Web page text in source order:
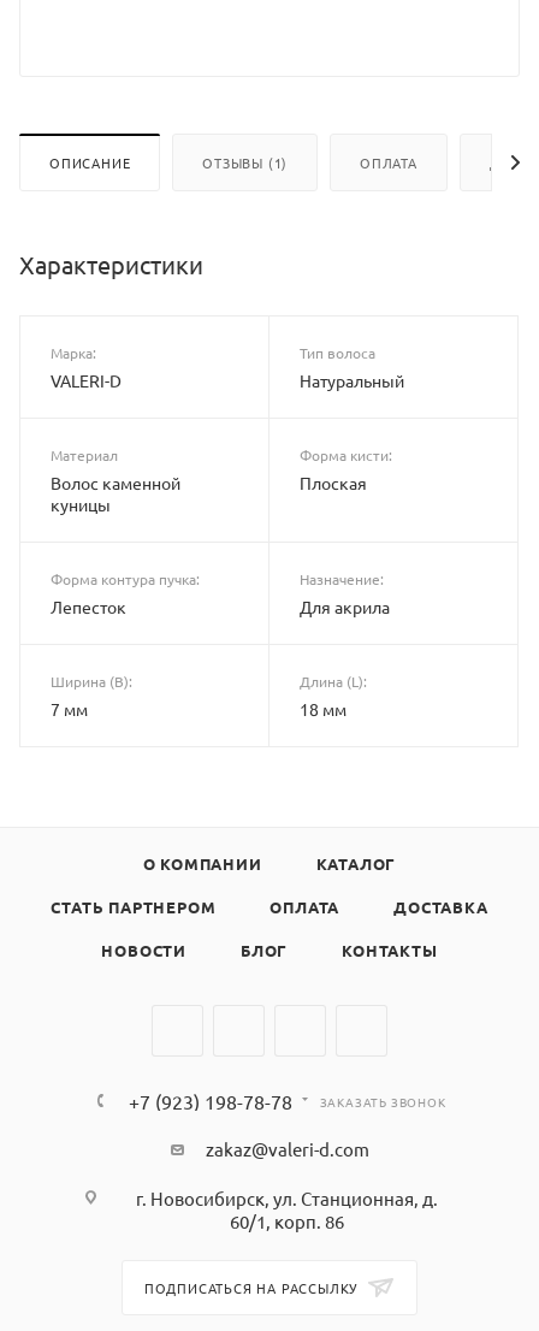
ОПИСАНИЕ ОТЗЫВЫ (1) ОПЛАТА
Характеристики
Марка:
VALERI-D
Тип волоса
Натуральный
Материал
Волос каменной
куницы
Форма кисти:
Плоская
Форма контура пучка:
Лепесток
Назначение:
Для акрила
Ширина (B):
7 мм
Длина (L):
18 мм
О КОМПАНИИ КАТАЛОГ
СТАТЬ ПАРТНЕРОМ ОПЛАТА ДОСТАВКА
НОВОСТИ БЛОГ КОНТАКТЫ
+7 (923) 198-78-78 ЗАКАЗАТЬ ЗВОНОК
zakaz@valeri-d.com
г. Новосибирск, ул. Станционная, д.
60/1, корп. 86
ПОДПИСАТЬСЯ НА РАССЫЛКУ